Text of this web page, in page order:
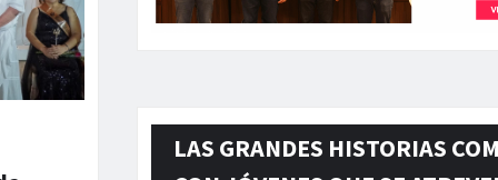
LAS GRANDES HISTORIAS